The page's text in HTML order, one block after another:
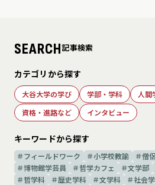
SEARCH記事検索
カテゴリから探す
大谷大学の学び 学部・学科 人間
資格・進路など
インタビュー
キーワードから探す
フィールドワーク 小学校教諭 僧
博物館学芸員
哲学カフェ 文学部
哲学科
歴史学科 文学科 社会